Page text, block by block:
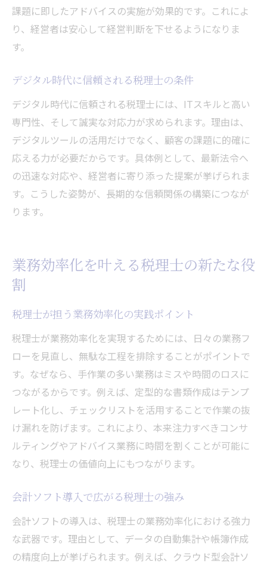
課題に即したアドバイスの実施が効果的です。これによ
り、経営者は安心して経営判断を下せるようになりま
す。
デジタル時代に信頼される税理士の条件
デジタル時代に信頼される税理士には、ITスキルと高い
専門性、そして誠実な対応力が求められます。理由は、
デジタルツールの活用だけでなく、顧客の課題に的確に
応える力が必要だからです。具体例として、最新法令へ
の迅速な対応や、経営者に寄り添った提案が挙げられま
す。こうした姿勢が、長期的な信頼関係の構築につなが
ります。
業務効率化を叶える税理士の新たな役
割
税理士が担う業務効率化の実践ポイント
税理士が業務効率化を実現するためには、日々の業務フ
ローを見直し、無駄な工程を排除することがポイントで
す。なぜなら、手作業の多い業務はミスや時間のロスに
つながるからです。例えば、定型的な書類作成はテンプ
レート化し、チェックリストを活用することで作業の抜
け漏れを防げます。これにより、本来注力すべきコンサ
ルティングやアドバイス業務に時間を割くことが可能に
なり、税理士の価値向上にもつながります。
会計ソフト導入で広がる税理士の強み
会計ソフトの導入は、税理士の業務効率化における強力
な武器です。理由として、データの自動集計や帳簿作成
の精度向上が挙げられます。例えば、クラウド型会計ソ